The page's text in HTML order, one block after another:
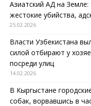
Азиатский АД на
жестокие убийства,
25.02.2026
Власти Узбекистана
силой отбирают у
посреди улиц
14.02.2026
В Кыргыстане
собак, ворвавшись в